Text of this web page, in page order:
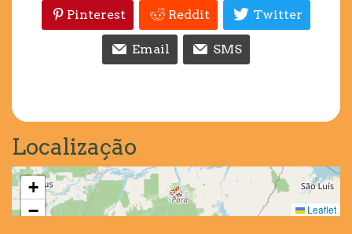
Pinterest Reddit Twitter
Email SMS
Localização
+
−
Leaflet